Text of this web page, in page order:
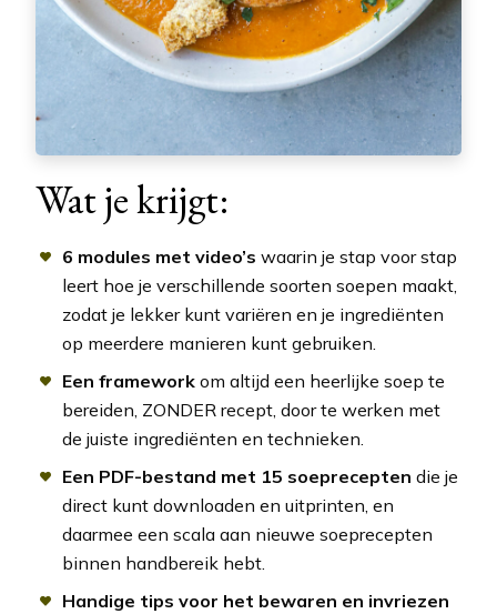
Wat je krijgt:
6 modules met video’s waarin je stap voor stap
leert hoe je verschillende soorten soepen maakt,
zodat je lekker kunt variëren en je ingrediënten
op meerdere manieren kunt gebruiken.
Een frameworkom altijd een heerlijke soep te
bereiden, ZONDER recept, door te werken met
de juiste ingrediënten en technieken.
Een PDF-bestand met 15 soeprecepten die je
direct kunt downloaden en uitprinten, en
daarmee een scala aan nieuwe soeprecepten
binnen handbereik hebt.
Handige tips voor het bewaren en invriezen